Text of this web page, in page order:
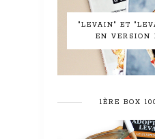
"LEVAIN" ET
EN VERSION
1ÈRE BOX